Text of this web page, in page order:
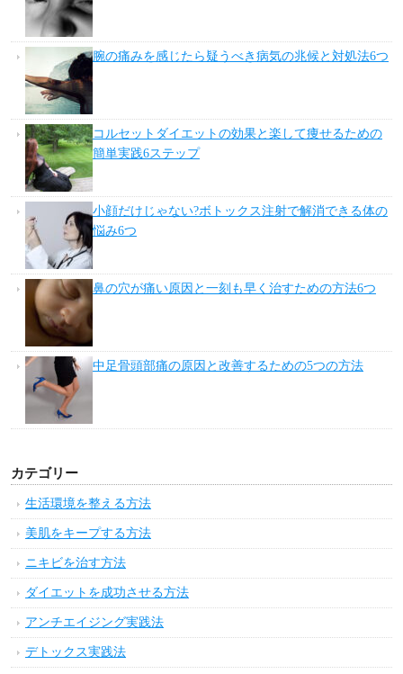
腕の痛みを感じたら疑うべき病気の兆候と対処法6つ
コルセットダイエットの効果と楽して痩せるための
簡単実践6ステップ
小顔だけじゃない?ボトックス注射で解消できる体の
悩み6つ
鼻の穴が痛い原因と一刻も早く治すための方法6つ
中足骨頭部痛の原因と改善するための5つの方法
カテゴリー
生活環境を整える方法
美肌をキープする方法
ニキビを治す方法
ダイエットを成功させる方法
アンチエイジング実践法
デトックス実践法